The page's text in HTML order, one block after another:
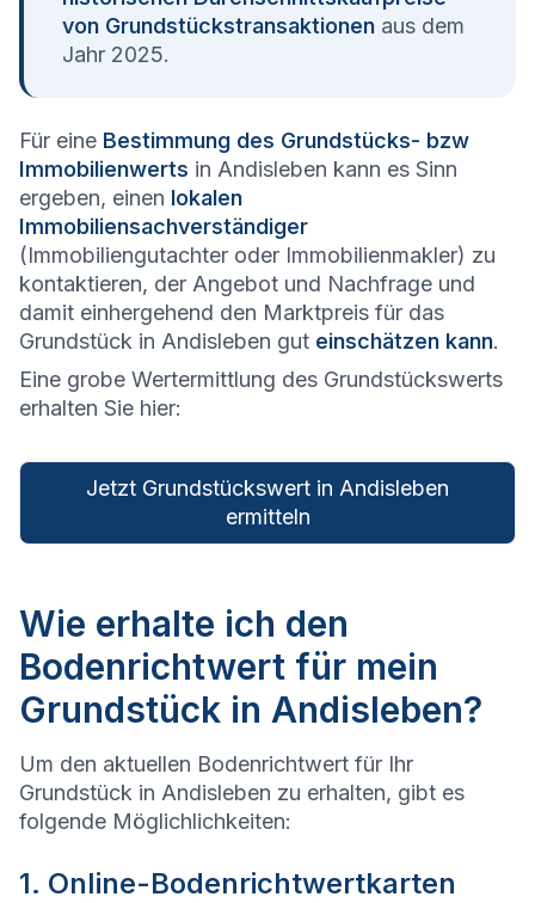
von Grundstückstransaktionen aus dem
Jahr 2025.
Für eine Bestimmung des Grundstücks- bzw
Immobilienwerts in Andisleben kann es Sinn
ergeben, einen lokalen
Immobiliensachverständiger
(Immobiliengutachter oder Immobilienmakler) zu
kontaktieren, der Angebot und Nachfrage und
damit einhergehend den Marktpreis für das
Grundstück in Andisleben gut einschätzen kann.
Eine grobe Wertermittlung des Grundstückswerts
erhalten Sie hier:
Jetzt Grundstückswert in Andisleben
ermitteln
Wie erhalte ich den
Bodenrichtwert für mein
Grundstück in Andisleben?
Um den aktuellen Bodenrichtwert für Ihr
Grundstück in Andisleben zu erhalten, gibt es
folgende Möglichlichkeiten:
1. Online-Bodenrichtwertkarten